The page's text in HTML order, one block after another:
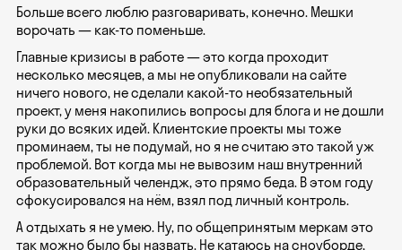
Больше всего люблю разговаривать, конечно. Мешки
ворочать — как-то поменьше.
Главные кризисы в работе — это когда проходит
несколько месяцев, а мы не опубликовали на сайте
ничего нового, не сделали какой-то необязательный
проект, у меня накопились вопросы для блога и не дошли
руки до всяких идей. Клиентские проекты мы тоже
проминаем, ты не подумай, но я не считаю это такой уж
проблемой. Вот когда мы не вывозим наш внутренний
образовательный челендж, это прямо беда. В этом году
сфокусировался на нём, взял под личный контроль.
А отдыхать я не умею. Ну, по общепринятым меркам это
так можно было бы назвать. Не катаюсь на сноуборде,